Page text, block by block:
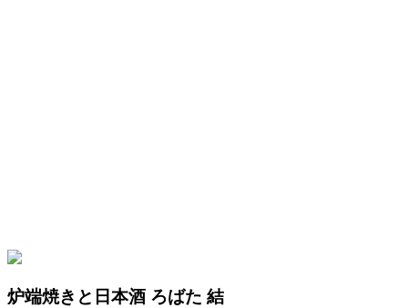
炉端焼きと日本酒 ろばた 結